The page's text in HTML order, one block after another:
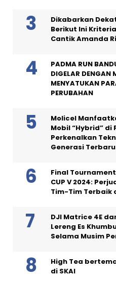
Dikabarkan
Berikut Ini
Cantik Amanda
PADMA RUN
DIGELAR DENGAN
MENYATUKAN
PERUBAHAN
Molicel
Mobil “Hybrid” di
Perkenalkan
Generasi Terbaru
Final Tournament
CUP V 2024:
Tim-Tim Terbaik
DJI Matrice 4E
Lereng Es
Selama Musim
High Tea
di SKAI